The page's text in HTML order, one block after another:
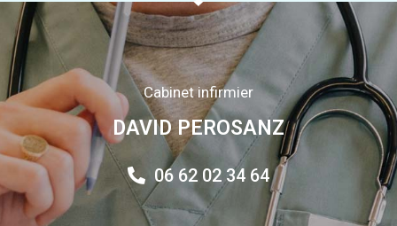
Cabinet infirmier
DAVID PEROSANZ
06 62 02 34 64